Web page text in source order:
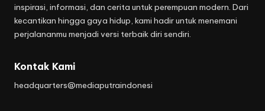
inspirasi, informasi, dan cerita untuk perempuan modern. Dari
kecantikan hingga gaya hidup, kami hadir untuk menemani
perjalananmu menjadi versi terbaik diri sendiri.
Kontak Kami
headquarters@mediaputraindonesi